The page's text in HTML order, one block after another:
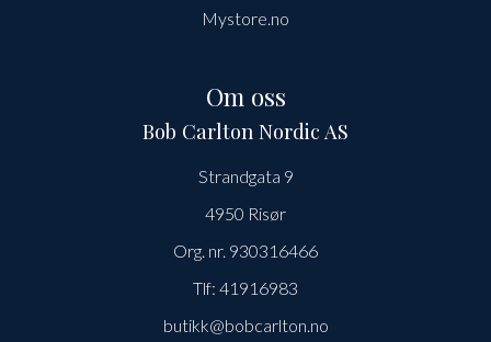
Mystore.no
Om oss
Bob Carlton Nordic AS
Strandgata 9
4950 Risør
Org. nr. 930316466
Tlf: 41916983
butikk@bobcarlton.no